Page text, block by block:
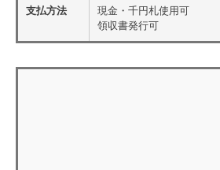
支払方法
現金・千円札使用可
領収書発行可